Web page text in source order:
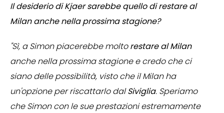
Il desiderio di Kjaer sarebbe quello di restare al
Milan anche nella prossima stagione?
"Sì, a Simon piacerebbe moltorestare al Milan
anche nella prossima stagione e credo che ci
siano delle possibilità, visto che il Milan ha
un'opzione per riscattarlo dalSiviglia. Speriamo
che Simon con le sue prestazioni estremamente